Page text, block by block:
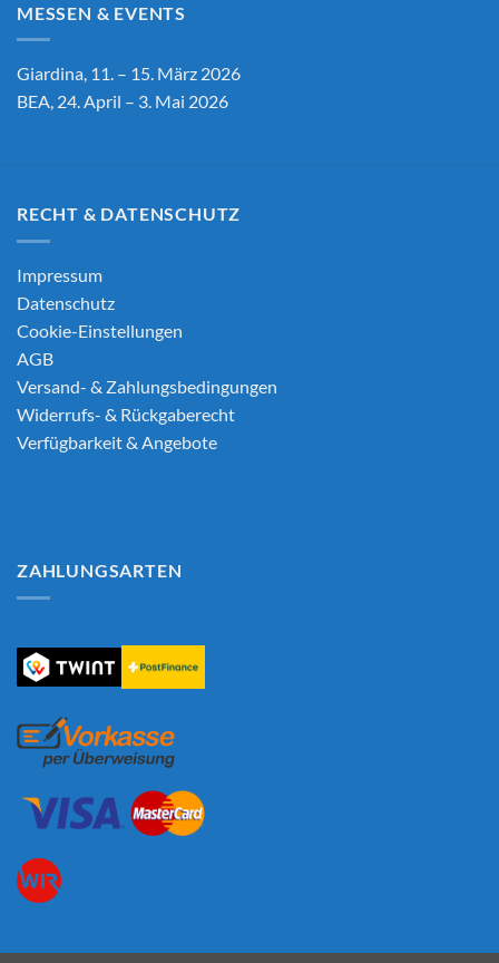
MESSEN & EVENTS
Giardina, 11. – 15. März 2026
BEA, 24. April – 3. Mai 2026
RECHT & DATENSCHUTZ
Impressum
Datenschutz
Cookie-Einstellungen
AGB
Versand- & Zahlungsbedingungen
Widerrufs- & Rückgaberecht
Verfügbarkeit & Angebote
ZAHLUNGSARTEN